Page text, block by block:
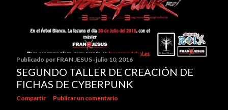
Publicado por FRAN JESUS julio 10, 2016
SEGUNDO TALLER DE CREACIÓN DE
FICHAS DE CYBERPUNK
Compartir Publicar un comentario